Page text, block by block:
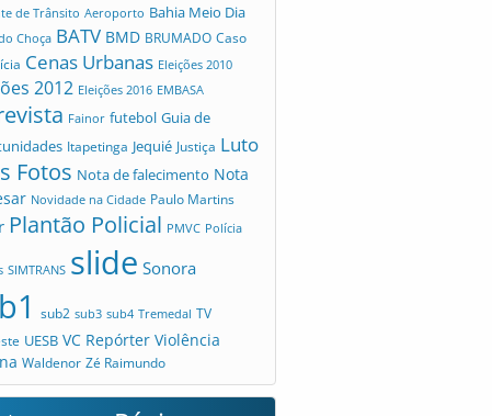
de Trânsito Aeroporto Bahia Meio Dia
Choça BATV BMD BRUMADO Caso
Cenas Urbanas Eleições 2010
2012 Eleições 2016 EMBASA
Fainor futebol Guia de
Itapetinga Jequié Justiça Luto
Fotos Nota de falecimento Nota
Novidade na Cidade Paulo Martins
Plantão Policial PMVC Polícia
SIMTRANS slide Sonora
sub2 sub3 sub4 Tremedal TV
UESB VC Repórter Violência
Waldenor Zé Raimundo